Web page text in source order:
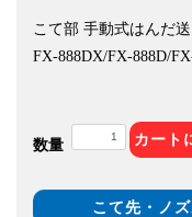
こて部 手動式はんだ
FX-888DX/FX-888D/
数量 カート
こて先・ノ